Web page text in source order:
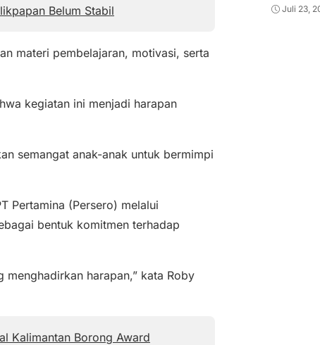
Belum Stabil
materi pembelajaran, motivasi, serta
kegiatan ini menjadi harapan
semangat anak-anak untuk bermimpi
Pertamina (Persero) melalui
bentuk komitmen terhadap
harapan,” kata Roby
Kalimantan Borong Award
Juli 23,